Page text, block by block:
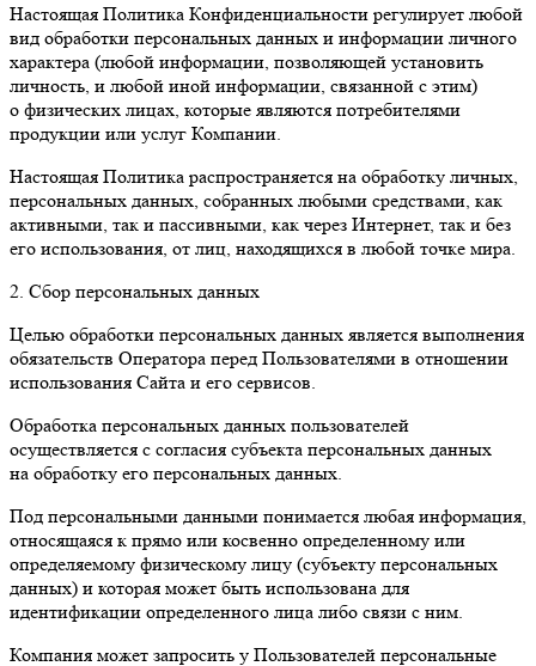
Настоящая Политика Конфиденциальности регулирует любой
вид обработки персональных данных и информации личного
характера (любой информации, позволяющей установить
личность, и любой иной информации, связанной с этим)
о физических лицах, которые являются потребителями
продукции или услуг Компании.
Настоящая Политика распространяется на обработку личных,
персональных данных, собранных любыми средствами, как
активными, так и пассивными, как через Интернет, так и без
его использования, от лиц, находящихся в любой точке мира.
2. Сбор персональных данных
Целью обработки персональных данных является выполнения
обязательств Оператора перед Пользователями в отношении
использования Сайта и его сервисов.
Обработка персональных данных пользователей
осуществляется с согласия субъекта персональных данных
на обработку его персональных данных.
Под персональными данными понимается любая информация,
относящаяся к прямо или косвенно определенному или
определяемому физическому лицу (субъекту персональных
данных) и которая может быть использована для
идентификации определенного лица либо связи с ним.
Компания может запросить у Пользователей персональные